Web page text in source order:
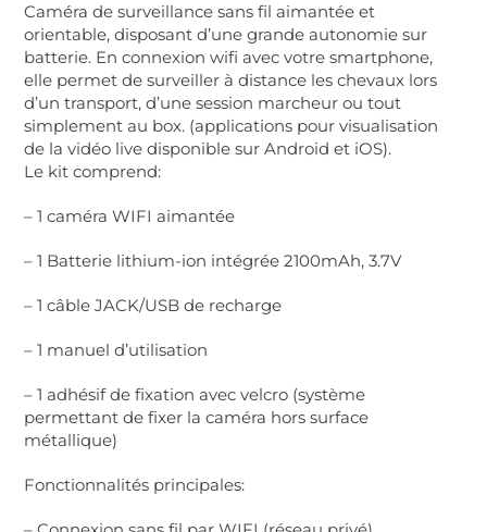
Caméra de surveillance sans fil aimantée et
orientable, disposant d’une grande autonomie sur
batterie. En connexion wifi avec votre smartphone,
elle permet de surveiller à distance les chevaux lors
d’un transport, d’une session marcheur ou tout
simplement au box. (applications pour visualisation
de la vidéo live disponible sur Android et iOS).
Le kit comprend:
– 1 caméra WIFI aimantée
– 1 Batterie lithium-ion intégrée 2100mAh, 3.7V
– 1 câble JACK/USB de recharge
– 1 manuel d’utilisation
– 1 adhésif de fixation avec velcro (système
permettant de fixer la caméra hors surface
métallique)
Fonctionnalités principales: